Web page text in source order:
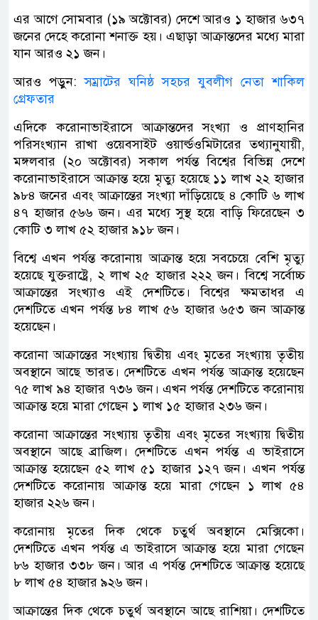
এর আগে সোমবার (১৯ অক্টোবর) দেশে আরও ১ হাজার ৬৩৭
জনের দেহে করোনা শনাক্ত হয়। এছাড়া আক্রান্তদের মধ্যে মারা
যান আরও ২১ জন।
আরও পড়ুন:সম্রাটের ঘনিষ্ঠ সহচর যুবলীগ নেতা শাকিল
গ্রেফতার
এদিকে করোনাভাইরাসে আক্রান্তদের সংখ্যা ও প্রাণহানির
পরিসংখ্যান রাখা ওয়েবসাইট ওয়ার্ল্ডওমিটারের তথ্যানুযায়ী,
মঙ্গলবার (২০ অক্টোবর) সকাল পর্যন্ত বিশ্বের বিভিন্ন দেশে
করোনাভাইরাসে আক্রান্ত হয়ে মৃত্যু হয়েছে ১১ লাখ ২২ হাজার
৯৮৪ জনের এবং আক্রান্তের সংখ্যা দাঁড়িয়েছে ৪ কোটি ৬ লাখ
৪৭ হাজার ৫৬৬ জন। এর মধ্যে সুস্থ হয়ে বাড়ি ফিরেছেন ৩
কোটি ৩ লাখ ৫২ হাজার ৯১৮ জন।
বিশ্বে এখন পর্যন্ত করোনায় আক্রান্ত হয়ে সবচেয়ে বেশি মৃত্যু
হয়েছে যুক্তরাষ্ট্রে, ২ লাখ ২৫ হাজার ২২২ জন। বিশ্বে সর্বোচ্চ
আক্রান্তের সংখ্যাও এই দেশটিতে। বিশ্বের ক্ষমতাধর এ
দেশটিতে এখন পর্যন্ত ৮৪ লাখ ৫৬ হাজার ৬৫৩ জন আক্রান্ত
হয়েছেন।
করোনা আক্রান্তের সংখ্যায় দ্বিতীয় এবং মৃতের সংখ্যায় তৃতীয়
অবস্থানে আছে ভারত। দেশটিতে এখন পর্যন্ত আক্রান্ত হয়েছেন
৭৫ লাখ ৯৪ হাজার ৭৩৬ জন। এখন পর্যন্ত দেশটিতে করোনায়
আক্রান্ত হয়ে মারা গেছেন ১ লাখ ১৫ হাজার ২৩৬ জন।
করোনা আক্রান্তের সংখ্যায় তৃতীয় এবং মৃতের সংখ্যায় দ্বিতীয়
অবস্থানে আছে ব্রাজিল। দেশটিতে এখন পর্যন্ত এ ভাইরাসে
আক্রান্ত হয়েছেন ৫২ লাখ ৫১ হাজার ১২৭ জন। এখন পর্যন্ত
দেশটিতে করোনায় আক্রান্ত হয়ে মারা গেছেন ১ লাখ ৫৪
হাজার ২২৬ জন।
করোনায় মৃতের দিক থেকে চতুর্থ অবস্থানে মেক্সিকো।
দেশটিতে এখন পর্যন্ত এ ভাইরাসে আক্রান্ত হয়ে মারা গেছেন
৮৬ হাজার ৩৩৮ জন। আর এ পর্যন্ত দেশটিতে আক্রান্ত হয়েছে
৮ লাখ ৫৪ হাজার ৯২৬ জন।
আক্রান্তের দিক থেকে চতুর্থ অবস্থানে আছে রাশিয়া। দেশটিতে